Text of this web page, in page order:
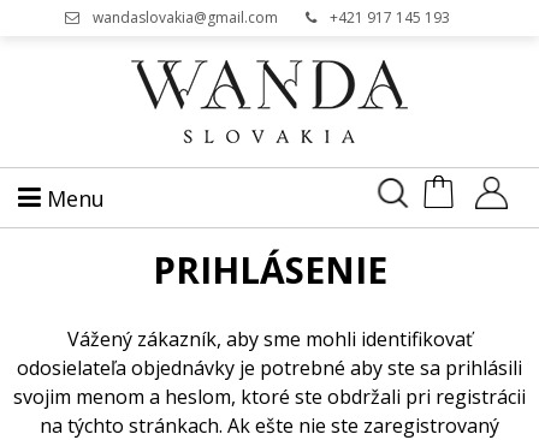
wandaslovakia@gmail.com +421 917 145 193
Menu
PRIHLÁSENIE
Vážený zákazník, aby sme mohli identifikovať
odosielateľa objednávky je potrebné aby ste sa prihlásili
svojim menom a heslom, ktoré ste obdržali pri registrácii
na týchto stránkach. Ak ešte nie ste zaregistrovaný